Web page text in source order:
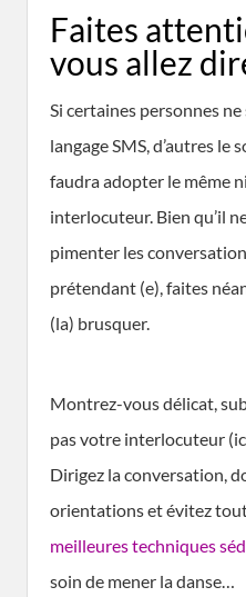
Faites
vous allez
Si certaines personnes
langage SMS, d’autres le
faudra adopter le même
interlocuteur. Bien qu’il
pimenter les
prétendant (e), faites
(la) brusquer.
Montrez-vous délicat,
pas votre interlocuteur
Dirigez la conversation,
orientations et évitez
meilleures techniques
soin de mener la danse…